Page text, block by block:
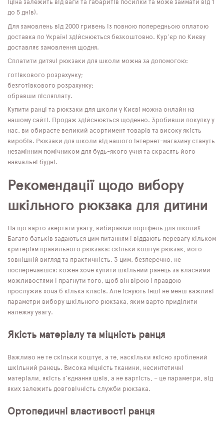
(ціна залежить від ваги та габаритів посилки та може займати від 1
до 5 днів).
Для замовлень від 2000 гривень із повною попередньою оплатою
доставка по Україні здійснюється безкоштовно. Кур'єр по Києву
доставляє замовлення щодня.
Сплатити дитячі рюкзаки для школи можна за допомогою:
готівкового розрахунку;
безготівкового розрахунку;
обравши післяплату.
Купити ранці та рюкзаки для школи у Києві можна онлайн на
нашому сайті. Продаж здійснюється щоденно. Зробивши покупку у
нас, ви обираєте великий асортимент товарів та високу якість
виробів. Рюкзаки для школи від нашого інтернет-магазину стануть
незамінним помічником для будь-якого учня та скрасять його
навчальні будні.
Рекомендації щодо вибору
шкільного рюкзака для дитини
На що варто звертати увагу, вибираючи портфель для школи?
Багато батьків задаються цим питанням і віддають перевагу кільком
критеріям правильного рюкзака: скільки коштує рюкзак, його
зовнішній вигляд та практичність. З цим, безперечно, не
посперечаєшся: кожен хоче купити шкільний ранець за власними
можливостями і прагнути того, щоб він вірою і правдою
прослужив хоча б кілька класів. Але існують інші не менш важливі
параметри вибору шкільного рюкзака, яким варто приділити
належну увагу.
Якість матеріалу та міцність ранця
Важливо не те скільки коштує, а те, наскільки якісно зроблений
шкільний ранець. Висока міцність тканини, несинтетичні
матеріали, якість з'єднання швів, а не вартість, – це параметри, від
яких залежить довговічність служби рюкзака.
Ортопедичні властивості ранця